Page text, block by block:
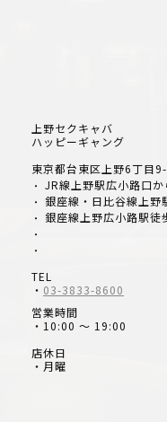
上野セクキャバ
ハッピーギャング
東京都台東区上野6丁目
・ JR線上野駅広小路口
・ 銀座線・日比谷線上野
・ 銀座線上野広小路駅徒
・
・
TEL
・ 03-3833-8600
営業時間
・10:00 ～ 19:00
店休日
・月曜